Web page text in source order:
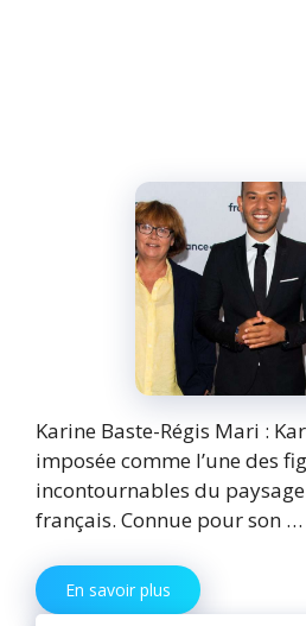
Karine Baste-Régis Mari :
imposée comme l’une des
incontournables du
français. Connue pour son …
En savoir plus